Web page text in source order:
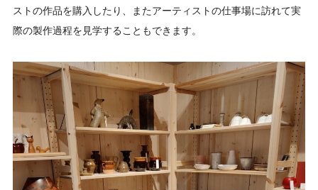
ストの作品を購入したり、またアーティストの仕事場に訪れて実
際の製作過程を見学することもできます。